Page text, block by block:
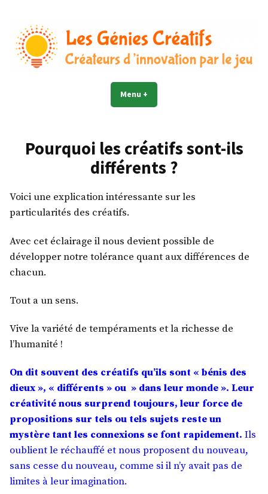
contenu
Les Génies Créatifs©
Créateur d'innovation par le jeu
Menu +
Pourquoi les créatifs sont-ils
différents ?
Voici une explication intéressante sur les
particularités des créatifs.
Avec cet éclairage il nous devient possible de
développer notre tolérance quant aux différences de
chacun.
Tout a un sens.
Vive la variété de tempéraments et la richesse de
l’humanité !
On dit souvent des créatifs qu’ils sont « bénis des
dieux », « différents » ou » dans leur monde ». Leur
créativité nous surprend toujours, leur force de
propositions sur tels ou tels sujets reste un
mystère tant les connexions se font rapidement. Ils
oublient le réchauffé et nous proposent du nouveau,
sans cesse du nouveau, comme si il n’y avait pas de
limites à leur imagination.